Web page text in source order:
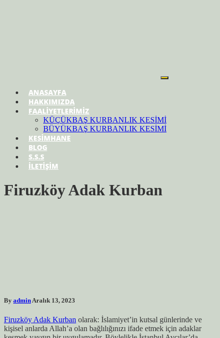
ANASAYFA
HAKKIMIZDA
FAALİYETLERİMİZ
KÜÇÜKBAŞ KURBANLIK KESİMİ
BÜYÜKBAŞ KURBANLIK KESİMİ
KESİMHANE
BLOG
S.S.S
İLETİŞİM
Firuzköy Adak Kurban
By adminAralık 13, 2023
Firuzköy Adak Kurban olarak: İslamiyet’in kutsal günlerinde ve
kişisel anlarda Allah’a olan bağlılığınızı ifade etmek için adaklar